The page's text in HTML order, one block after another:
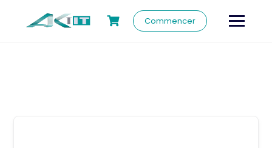
Commencer